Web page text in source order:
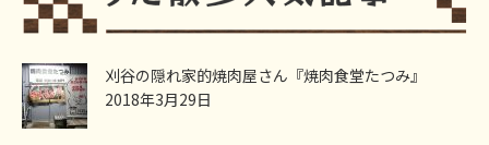
刈谷の隠れ家的焼肉屋さん『焼肉食堂たつみ』
2018年3月29日